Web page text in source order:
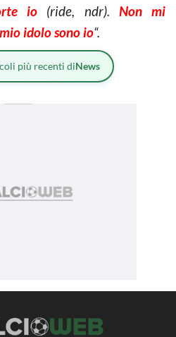
io (ride, ndr). Non mi
idolo sono io“.
più recenti diNews